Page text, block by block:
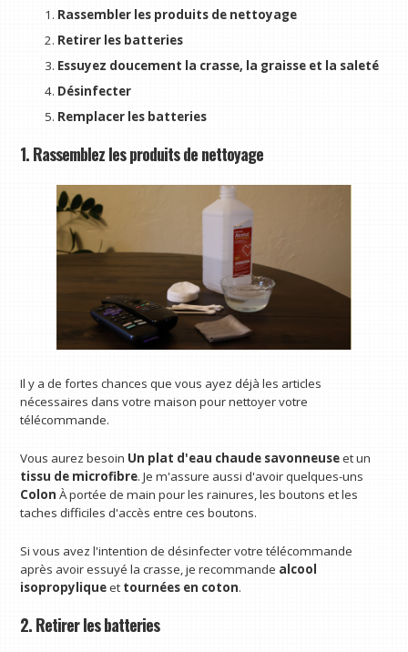
Rassembler les produits de nettoyage
Retirer les batteries
Essuyez doucement la crasse, la graisse et la saleté
Désinfecter
Remplacer les batteries
1. Rassemblez les produits de nettoyage
Il y a de fortes chances que vous ayez déjà les articles
nécessaires dans votre maison pour nettoyer votre
télécommande.
Vous aurez besoin Un plat d'eau chaude savonneuseet un
tissu de microfibre. Je m'assure aussi d'avoir quelques-uns
Colon À portée de main pour les rainures, les boutons et les
taches difficiles d'accès entre ces boutons.
Si vous avez l'intention de désinfecter votre télécommande
après avoir essuyé la crasse, je recommande alcool
isopropyliqueet tournées en coton.
2. Retirer les batteries